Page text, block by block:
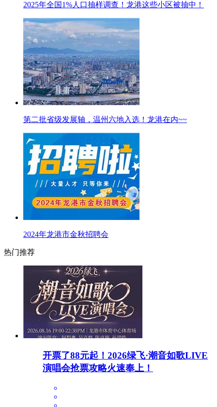
2025年全国1%人口抽样调查！龙港这些小区被抽中！
第二批省级发展轴，温州六地入选！龙港在内~~
2024年龙港市金秋招聘会
热门推荐
开票了88元起！2026绿飞·潮音如歌LIVE
演唱会抢票攻略火速奉上！